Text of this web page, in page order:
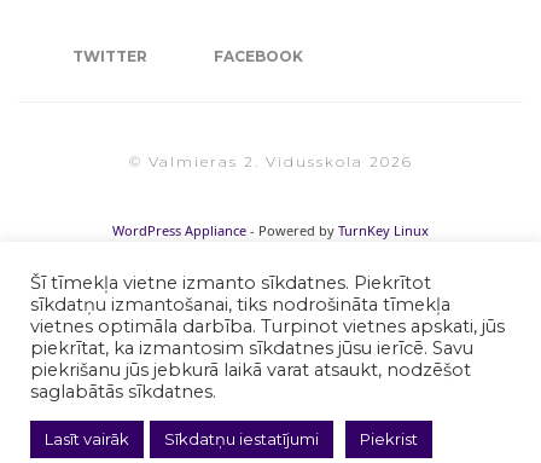
TWITTER FACEBOOK
© Valmieras 2. Vidusskola 2026
Šī tīmekļa vietne izmanto sīkdatnes. Piekrītot
sīkdatņu izmantošanai, tiks nodrošināta tīmekļa
vietnes optimāla darbība. Turpinot vietnes apskati, jūs
piekrītat, ka izmantosim sīkdatnes jūsu ierīcē. Savu
piekrišanu jūs jebkurā laikā varat atsaukt, nodzēšot
saglabātās sīkdatnes.
Lasīt vairāk Sīkdatņu iestatījumi Piekrist
WordPress Appliance - Powered by TurnKey Linux